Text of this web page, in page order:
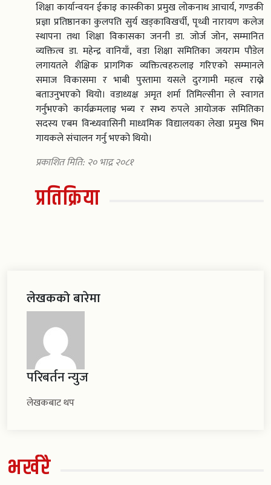
शिक्षा कार्यान्वयन ईकाइ कास्कीका प्रमुख लोकनाथ आचार्य, गण्डकी
प्रज्ञा प्रतिष्ठानका कुलपति सुर्य खड्काविखर्ची, पृथ्वी नारायण कलेज
स्थापना तथा शिक्षा विकासका जननी डा. जोर्ज जोन, सम्मानित
व्यक्तित्व डा. महेन्द्र वानियाँ, वडा शिक्षा समितिका जयराम पौडेल
लगायतले शैक्षिक प्रागगिक व्यक्तित्वहरुलाइ गरिएको सम्मानले
समाज विकासमा र भाबी पुस्तामा यसले दुरगामी महत्व राख्ने
बताउनुभएको थियो। वडाध्यक्ष अमृत शर्मा तिमिल्सीना ले स्वागत
गर्नुभएको कार्यक्रमलाइ भब्य र सभ्य रुपले आयोजक समितिका
सदस्य एबम विन्ध्यवासिनी माध्यमिक विद्यालयका लेखा प्रमुख भिम
गायकले संचालन गर्नु भएको थियो।
प्रकाशित मिति: २० भाद्र २०८१
प्रतिक्रिया
लेखकको बारेमा
परिबर्तन न्युज
लेखकबाट थप
भर्खरै